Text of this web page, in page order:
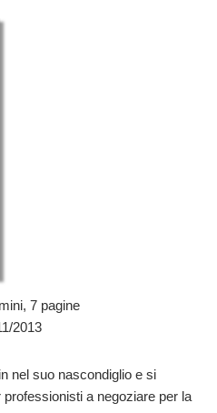
7 pagine
2013
nel suo nascondiglio e si
a negoziare per la